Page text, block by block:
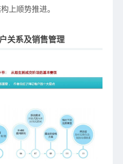
上顺势推进。
关系及销售管理